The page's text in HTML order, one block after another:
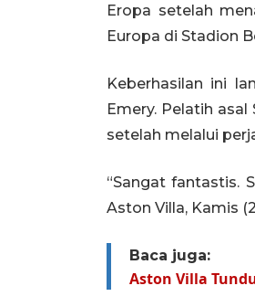
Eropa setelah
Europa di Stadion
Keberhasilan ini
Emery. Pelatih
setelah melalui
“Sangat fantastis.
Aston Villa, Kamis
Baca juga:
Aston Villa